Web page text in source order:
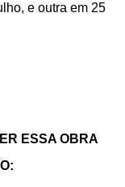
e outra em 25
ESSA OBRA